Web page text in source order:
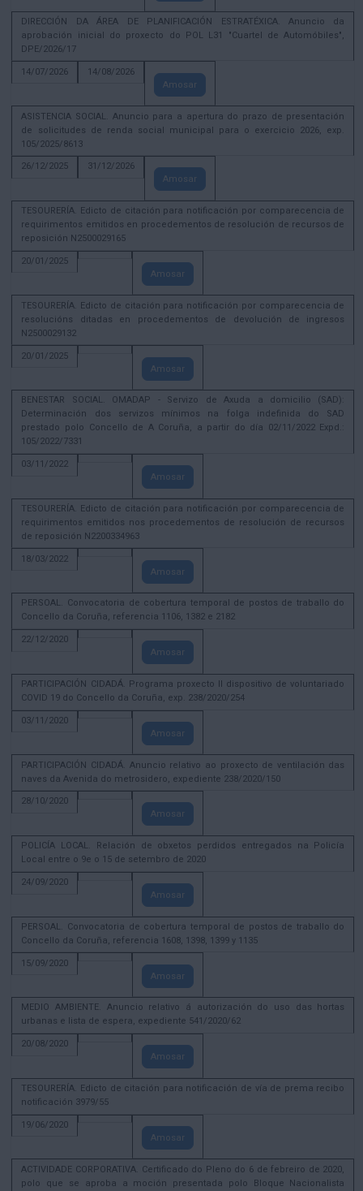
DIRECCIÓN DA ÁREA DE PLANIFICACIÓN ESTRATÉXICA. Anuncio da
aprobación inicial do proxecto do POL L31 "Cuartel de Automóbiles",
DPE/2026/17
14/07/2026
14/08/2026
Amosar
ASISTENCIA SOCIAL. Anuncio para a apertura do prazo de presentación
de solicitudes de renda social municipal para o exercicio 2026, exp.
105/2025/8613
26/12/2025
31/12/2026
Amosar
TESOURERÍA. Edicto de citación para notificación por comparecencia de
requirimentos emitidos en procedementos de resolución de recursos de
reposición N2500029165
20/01/2025
Amosar
TESOURERÍA. Edicto de citación para notificación por comparecencia de
resolucións ditadas en procedementos de devolución de ingresos
N2500029132
20/01/2025
Amosar
BENESTAR SOCIAL. OMADAP - Servizo de Axuda a domicilio (SAD):
Determinación dos servizos mínimos na folga indefinida do SAD
prestado polo Concello de A Coruña, a partir do día 02/11/2022 Expd.:
105/2022/7331
03/11/2022
Amosar
TESOURERÍA. Edicto de citación para notificación por comparecencia de
requirimentos emitidos nos procedementos de resolución de recursos
de reposición N2200334963
18/03/2022
Amosar
PERSOAL. Convocatoria de cobertura temporal de postos de traballo do
Concello da Coruña, referencia 1106, 1382 e 2182
22/12/2020
Amosar
PARTICIPACIÓN CIDADÁ. Programa proxecto II dispositivo de voluntariado
COVID 19 do Concello da Coruña, exp. 238/2020/254
03/11/2020
Amosar
PARTICIPACIÓN CIDADÁ. Anuncio relativo ao proxecto de ventilación das
naves da Avenida do metrosidero, expediente 238/2020/150
28/10/2020
Amosar
POLICÍA LOCAL. Relación de obxetos perdidos entregados na Policía
Local entre o 9e o 15 de setembro de 2020
24/09/2020
Amosar
PERSOAL. Convocatoria de cobertura temporal de postos de traballo do
Concello da Coruña, referencia 1608, 1398, 1399 y 1135
15/09/2020
Amosar
MEDIO AMBIENTE. Anuncio relativo á autorización do uso das hortas
urbanas e lista de espera, expediente 541/2020/62
20/08/2020
Amosar
TESOURERÍA. Edicto de citación para notificación de vía de prema recibo
notificación 3979/55
19/06/2020
Amosar
ACTIVIDADE CORPORATIVA. Certificado do Pleno do 6 de febreiro de 2020,
polo que se aproba a moción presentada polo Bloque Nacionalista